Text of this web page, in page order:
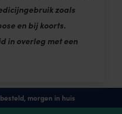
zoals
en bij koorts.
in overleg met een
morgen in huis